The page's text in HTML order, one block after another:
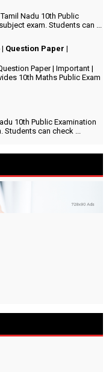
Nadu 10th Public
exam. Students can ...
Question Paper |
Paper | Important |
10th Maths Public Exam
10th Public Examination
can check ...